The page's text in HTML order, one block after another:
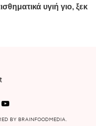
BY BRAINFOODMEDIA.